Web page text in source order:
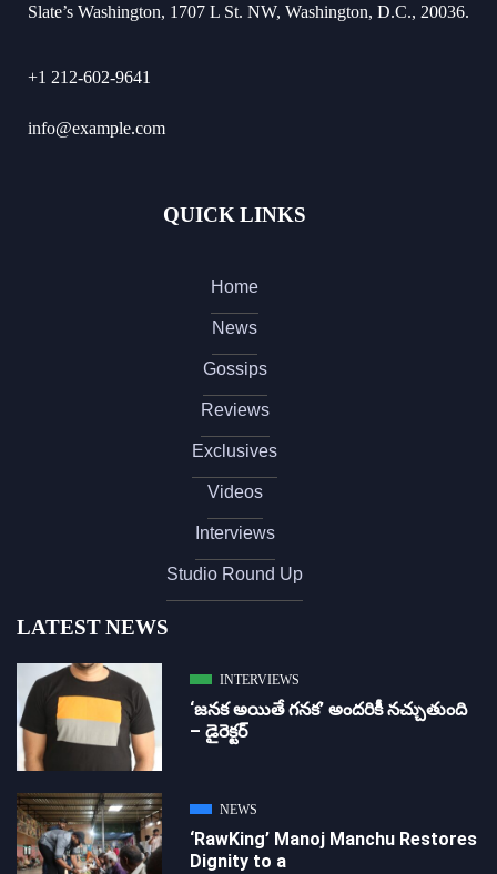
Slate’s Washington, 1707 L St. NW, Washington, D.C., 20036.
+1 212-602-9641
info@example.com
QUICK LINKS
Home
News
Gossips
Reviews
Exclusives
Videos
Interviews
Studio Round Up
LATEST NEWS
INTERVIEWS
‘జ‌న‌క అయితే గ‌న‌క‌’ అందరికీ నచ్చుతుంది
– డైరెక్ట‌ర్
NEWS
‘RawKing’ Manoj Manchu Restores
Dignity to a